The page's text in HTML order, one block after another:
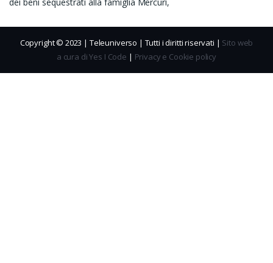
Copyright © 2023 | Teleuniverso | Tutti i diritti riservati | Sito web
a cura di Yes I Code | Privacy e Cookie policy